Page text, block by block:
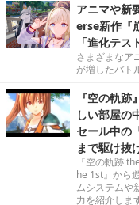
アニマや新
erse新作『
「進化テス
さまざまなア
が増したバト
『空の軌
しい部屋の
セール中の
まで駆け抜
『空の軌跡
he 1st』から
ムシステムや
力を紹介しま